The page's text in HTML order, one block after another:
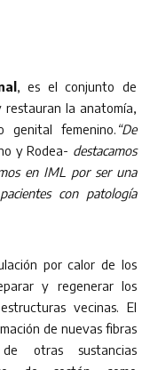
, es el conjunto de
restauran la anatomía,
genital femenino. “De
y Rodea- destacamos
en IML por ser una
con patología
por calor de los
y regenerar los
vecinas. El
de nuevas fibras
otras sustancias